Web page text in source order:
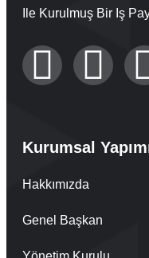
Ile Kurulmuş Bir Iş
Kurumsal
Hakkımızda
Genel Başkan